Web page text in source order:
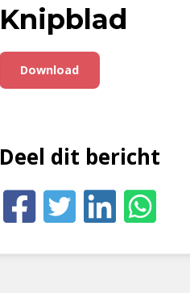
Knipblad
Download
Deel dit bericht